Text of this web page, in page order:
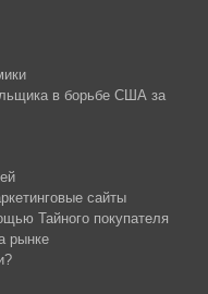
в борьбе США за
сайты
Тайного покупателя
рынке